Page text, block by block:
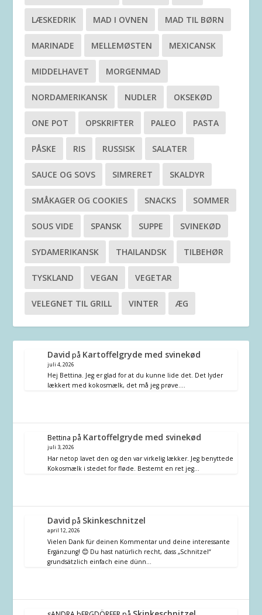
LÆSKEDRIK MAD I OVNEN MAD TIL BØRN
MARINADE MELLEMØSTEN MEXICANSK
MIDDELHAVET MORGENMAD
NORDAMERIKANSK NUDLER OKSEKØD
ONE POT OPSKRIFTER PALEO PASTA
PÅSKE RIS RUSSISK SALATER
SAUCE OG SOVS SIMRERET SKALDYR
SMÅKAGER OG COOKIES SNACKS SOMMER
SOUS VIDE SPANSK SUPPE SVINEKØD
SYDAMERIKANSK THAILANDSK TILBEHØR
TYSKLAND VEGAN VEGETAR
VELEGNET TIL GRILL VINTER ÆG
David på Kartoffelgryde med svinekød
juli 4, 2026
Hej Bettina. Jeg er glad for at du kunne lide det. Det lyder
lækkert med kokosmælk, det må jeg prøve.…
Bettina på Kartoffelgryde med svinekød
juli 3, 2026
Har netop lavet den og den var virkelig lækker. Jeg benyttede
Kokosmælk i stedet for fløde. Bestemt en ret jeg…
David på Skinkeschnitzel
april 12, 2026
Vielen Dank für deinen Kommentar und deine interessante
Ergänzung! 😊 Du hast natürlich recht, dass „Schnitzel“
grundsätzlich einfach eine dünn…